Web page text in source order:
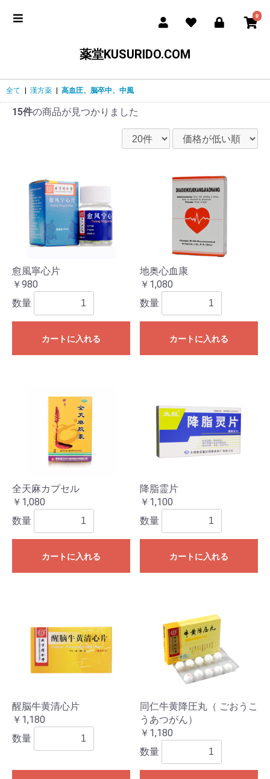
0
薬堂KUSURIDO.COM
全て 漢方薬 高血圧、脳卒中、中風
15件の商品が見つかりました
愈風寧心片
￥980
数量
カートに入れる
地奥心血康
￥1,080
数量
カートに入れる
全天麻カプセル
￥1,080
数量
カートに入れる
降脂霊片
￥1,100
数量
カートに入れる
醒脳牛黄清心片
￥1,180
数量
同仁牛黄降圧丸（ ごおうこ
うあつがん）
￥1,180
数量